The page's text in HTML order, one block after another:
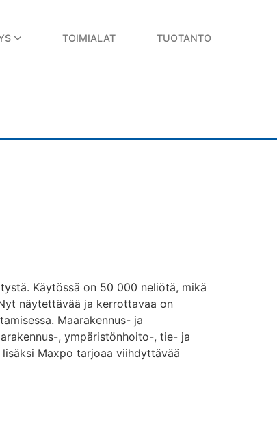
TOIMIALAT TUOTANTO
Käytössä on 50 000 neliötä, mikä
näytettävää ja kerrottavaa on
Maarakennus- ja
, ympäristönhoito-, tie- ja
Maxpo tarjoaa viihdyttävää